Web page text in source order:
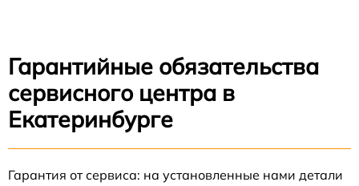
Гарантийные обязательства
сервисного центра в
Екатеринбурге
Гарантия от сервиса: на установленные нами детали